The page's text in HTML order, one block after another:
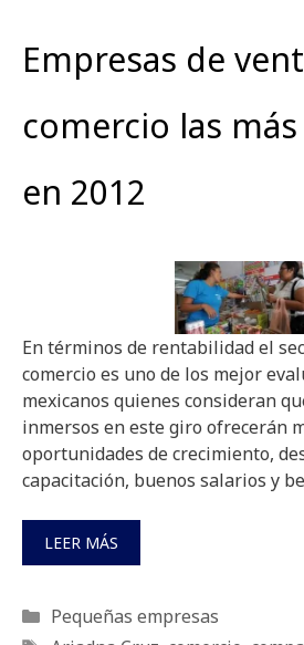
Empresas de
comercio las
en 2012
En términos de rentabilidad el
comercio es uno de los mejor
mexicanos quienes consideran
inmersos en este giro ofrecerán
oportunidades de crecimiento,
capacitación, buenos salarios y
LEER MÁS
Categorías
Pequeñas empresas